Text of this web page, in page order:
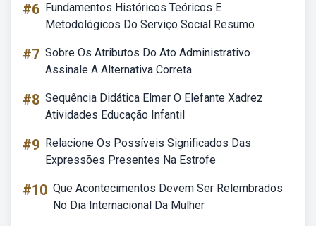
#6 Fundamentos Históricos Teóricos E
Metodológicos Do Serviço Social Resumo
#7 Sobre Os Atributos Do Ato Administrativo
Assinale A Alternativa Correta
#8 Sequência Didática Elmer O Elefante Xadrez
Atividades Educação Infantil
#9 Relacione Os Possíveis Significados Das
Expressões Presentes Na Estrofe
#10 Que Acontecimentos Devem Ser Relembrados
No Dia Internacional Da Mulher